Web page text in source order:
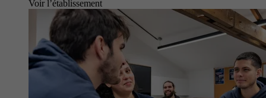
Voir l’établissement